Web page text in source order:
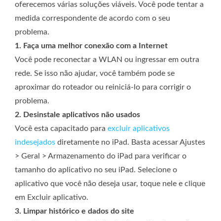
oferecemos várias soluções viáveis. Você pode tentar a
medida correspondente de acordo com o seu
problema.
1. Faça uma melhor conexão com a Internet
Você pode reconectar a WLAN ou ingressar em outra
rede. Se isso não ajudar, você também pode se
aproximar do roteador ou reiniciá-lo para corrigir o
problema.
2. Desinstale aplicativos não usados
Você esta capacitado para excluir aplicativos
indesejados diretamente no iPad. Basta acessar Ajustes
> Geral > Armazenamento do iPad para verificar o
tamanho do aplicativo no seu iPad. Selecione o
aplicativo que você não deseja usar, toque nele e clique
em Excluir aplicativo.
3. Limpar histórico e dados do site